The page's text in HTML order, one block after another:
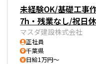
未経験OK/基礎工事
7h・残業なし/祝日
マスダ建設株式会社
正社員
千葉県
日給1万円～